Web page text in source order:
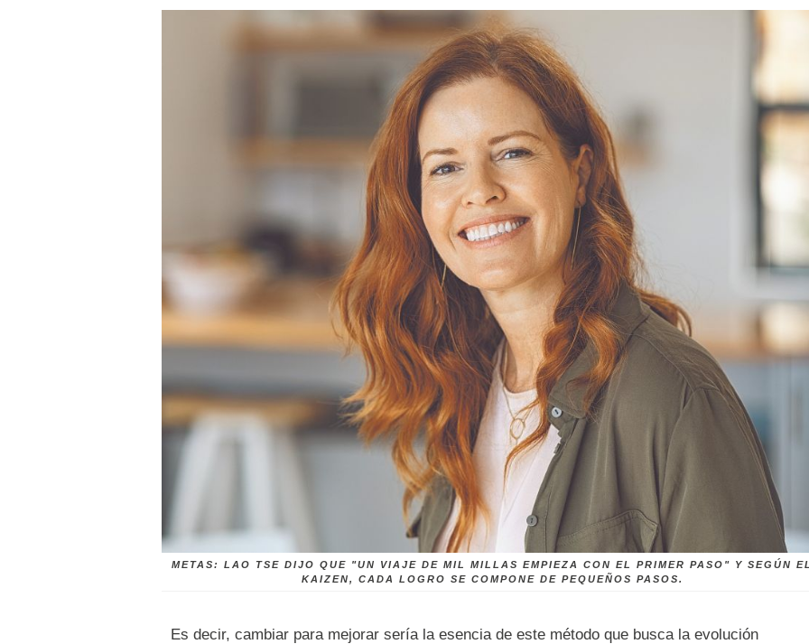
METAS: LAO TSE DIJO QUE "UN VIAJE DE MIL MILLAS EMPIEZA CON EL PRIMER PASO" Y SEGÚN
KAIZEN, CADA LOGRO SE COMPONE DE PEQUEÑOS PASOS.
Es decir, cambiar para mejorar sería la esencia de este método que busca la evolución